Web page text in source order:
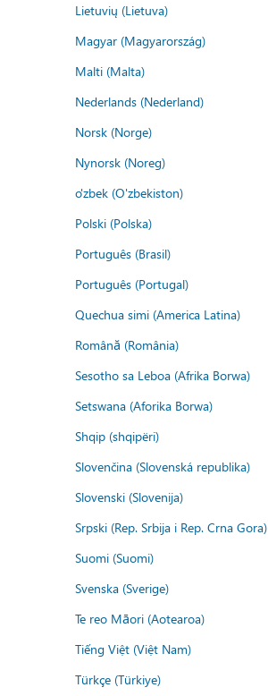
Lietuvių (Lietuva)
Magyar (Magyarország)
Malti (Malta)
Nederlands (Nederland)
Norsk (Norge)
Nynorsk (Noreg)
o'zbek (O'zbekiston)
Polski (Polska)
Português (Brasil)
Português (Portugal)
Quechua simi (America Latina)
Română (România)
Sesotho sa Leboa (Afrika Borwa)
Setswana (Aforika Borwa)
Shqip (shqipëri)
Slovenčina (Slovenská republika)
Slovenski (Slovenija)
Srpski (Rep. Srbija i Rep. Crna Gora)
Suomi (Suomi)
Svenska (Sverige)
Te reo Māori (Aotearoa)
Tiếng Việt (Việt Nam)
Türkçe (Türkiye)